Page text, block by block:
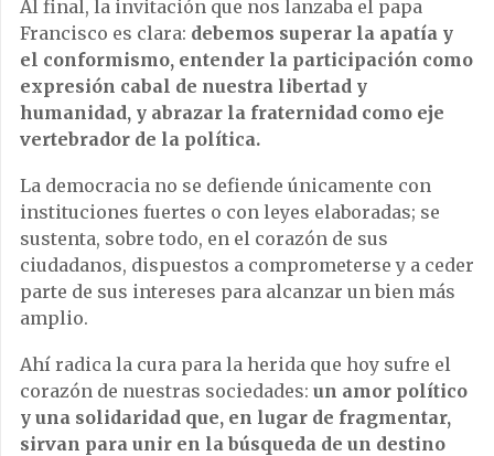
Al final, la invitación que nos lanzaba el papa
Francisco es clara: debemos superar la apatía y
el conformismo, entender la participación como
expresión cabal de nuestra libertad y
humanidad, y abrazar la fraternidad como eje
vertebrador de la política.
La democracia no se defiende únicamente con
instituciones fuertes o con leyes elaboradas; se
sustenta, sobre todo, en el corazón de sus
ciudadanos, dispuestos a comprometerse y a ceder
parte de sus intereses para alcanzar un bien más
amplio.
Ahí radica la cura para la herida que hoy sufre el
corazón de nuestras sociedades: un amor político
y una solidaridad que, en lugar de fragmentar,
sirvan para unir en la búsqueda de un destino